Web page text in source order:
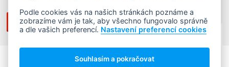
NAHORU ↑
Copyright © 2006 - 2026 Ludvík Turek.
Podle cookies vás na našich stránkách poznáme a
zobrazíme vám je tak, aby všechno fungovalo správně
a dle vašich preferencí. Nastavení preferencí cookies
Souhlasím a pokračovat